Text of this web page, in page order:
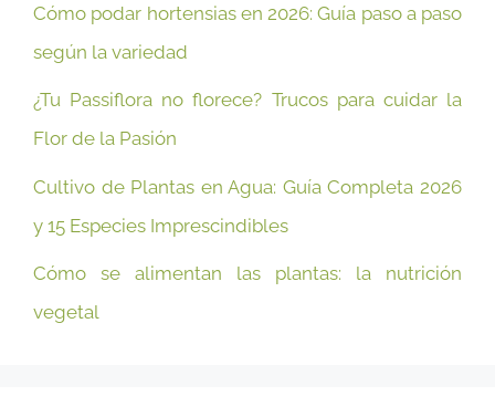
Cómo podar hortensias en 2026: Guía paso a paso
según la variedad
¿Tu Passiflora no florece? Trucos para cuidar la
Flor de la Pasión
Cultivo de Plantas en Agua: Guía Completa 2026
y 15 Especies Imprescindibles
Cómo se alimentan las plantas: la nutrición
vegetal